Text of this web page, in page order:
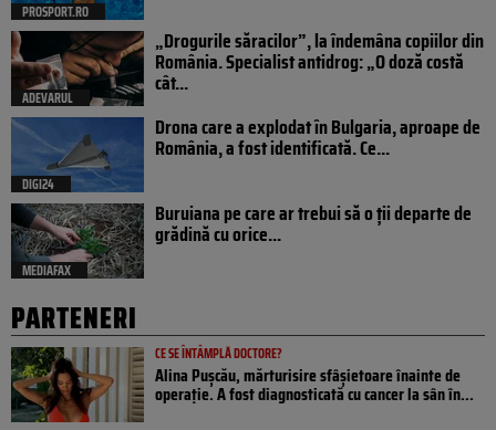
PROSPORT.RO
ADEVARUL
„Drogurile săracilor”, la îndemâna copiilor din
România. Specialist antidrog: „O doză costă
cât...
DIGI24
Drona care a explodat în Bulgaria, aproape de
România, a fost identificată. Ce...
MEDIAFAX
Buruiana pe care ar trebui să o ții departe de
grădină cu orice...
PARTENERI
CE SE ÎNTÂMPLĂ DOCTORE?
Alina Pușcău, mărturisire sfâșietoare înainte de
operație. A fost diagnosticată cu cancer la sân în...